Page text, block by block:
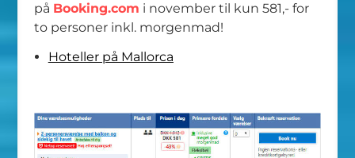
på Booking.com i november til kun 581,- for
to personer inkl. morgenmad!
Hoteller på Mallorca